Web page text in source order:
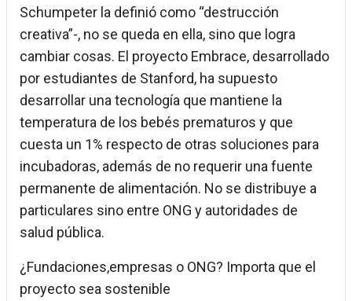
Schumpeter la definió como “destrucción
creativa”-, no se queda en ella, sino que logra
cambiar cosas. El proyecto Embrace, desarrollado
por estudiantes de Stanford, ha supuesto
desarrollar una tecnología que mantiene la
temperatura de los bebés prematuros y que
cuesta un 1% respecto de otras soluciones para
incubadoras, además de no requerir una fuente
permanente de alimentación. No se distribuye a
particulares sino entre ONG y autoridades de
salud pública.
¿Fundaciones,empresas o ONG? Importa que el
proyecto sea sostenible